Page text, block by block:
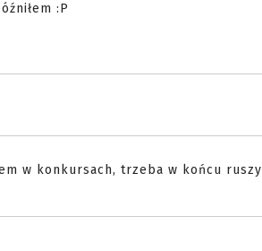
:P
w konkursach, trzeba w końcu